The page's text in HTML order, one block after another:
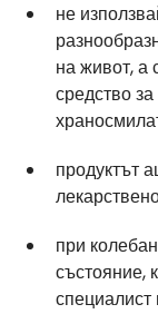
не
на живот, а
средство
продуктът
при
състояние,